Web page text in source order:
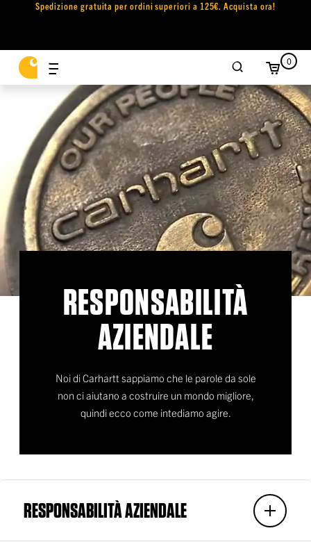
Spedizione gratuita per ordini superiori a 125€. Acquista ora!
0
RESPONSABILITÀ
AZIENDALE
Noi di Carhartt sappiamo che le parole da sole
non ci aiutano a costruire un mondo migliore,
quindi ecco come intediamo agire.
RESPONSABILITÀ AZIENDALE